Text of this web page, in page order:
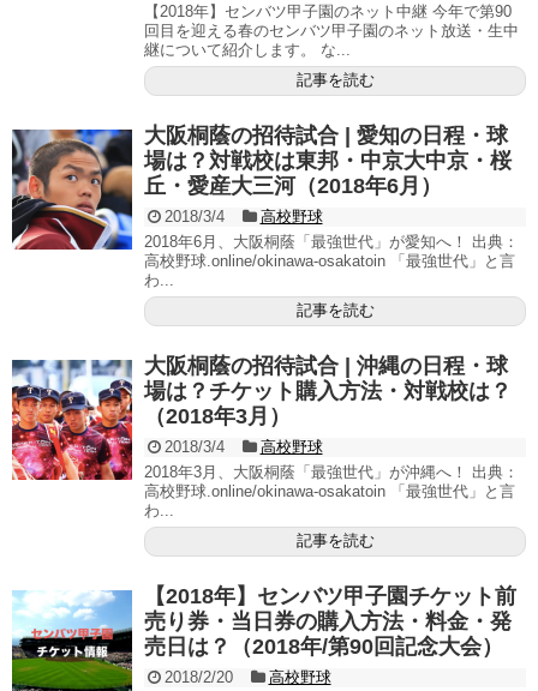
【2018年】センバツ甲子園のネット中継 今年で第90
回目を迎える春のセンバツ甲子園のネット放送・生中
継について紹介します。 な...
記事を読む
大阪桐蔭の招待試合 | 愛知の日程・球
場は？対戦校は東邦・中京大中京・桜
丘・愛産大三河（2018年6月）
2018/3/4
高校野球
2018年6月、大阪桐蔭「最強世代」が愛知へ！ 出典：
高校野球.online/okinawa-osakatoin 「最強世代」と言
わ...
記事を読む
大阪桐蔭の招待試合 | 沖縄の日程・球
場は？チケット購入方法・対戦校は？
（2018年3月）
2018/3/4
高校野球
2018年3月、大阪桐蔭「最強世代」が沖縄へ！ 出典：
高校野球.online/okinawa-osakatoin 「最強世代」と言
わ...
記事を読む
【2018年】センバツ甲子園チケット前
売り券・当日券の購入方法・料金・発
売日は？（2018年/第90回記念大会）
2018/2/20
高校野球